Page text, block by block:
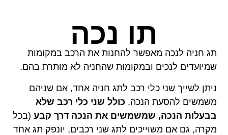
תו נכה
תג חניה לנכה מאפשר להחנות את הרכב במקומות
שמיועדים לנכים ובמקומות שהחניה לא מותרת בהם.
ניתן לשייך שני כלי רכב לתג חניה אחד, אם שניהם
משמשים להסעת הנכה, כולל שני כלי רכב שלא
בבעלות הנכה, שמשמשים את הנכה דרך קבע (בכל
מקרה, גם אם משוייכים לתג שני רכבים, יונפק תג אחד